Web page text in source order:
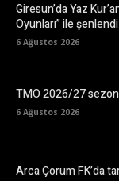
Giresun’da Yaz
Oyunları” ile şenlendi
6 Ağustos 2026
TMO 2026/27 sezonu
6 Ağustos 2026
Arca Çorum FK’da